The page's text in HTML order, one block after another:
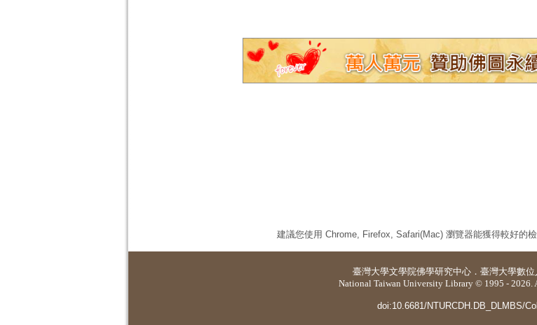
建議您使用 Chrome, Firefox, Safari(Mac) 瀏覽器能獲得較好的
臺灣大學文學院佛學研究中心 ． 臺灣大學數
National Taiwan University Library © 1995 - 2026.
doi:10.6681/NTURCDH.DB_DLMBS/